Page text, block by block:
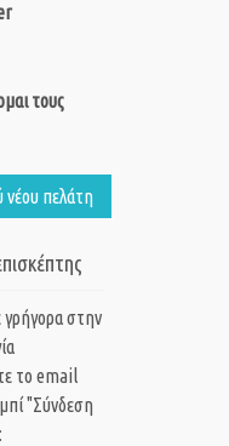
τους
νέου πελάτη
στην
το email
"Σύνδεση